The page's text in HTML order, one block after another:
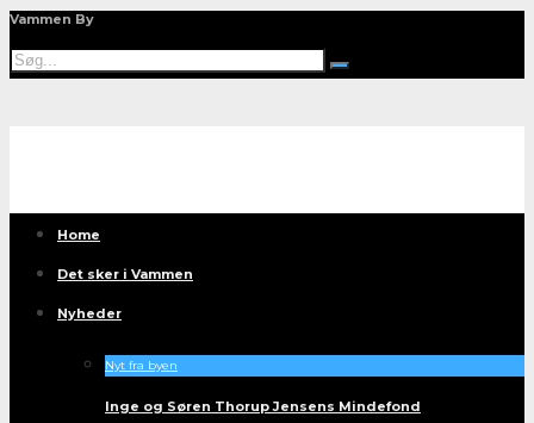
Vammen By
Home
Det sker i Vammen
Nyheder
Nyt fra byen
Inge og Søren Thorup Jensens Mindefond